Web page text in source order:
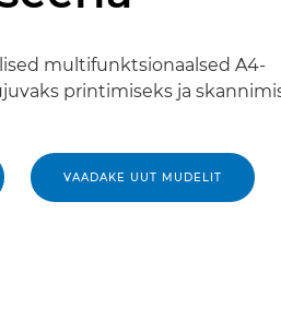
multifunktsionaalsed A4-
printimiseks ja
VAADAKE UUT MUDELIT